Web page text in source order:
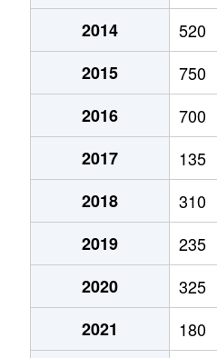
2014
520
2015
750
2016
700
2017
135
2018
310
2019
235
2020
325
2021
180